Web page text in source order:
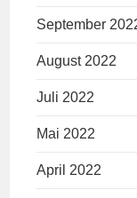
September
August 2022
Juli 2022
Mai 2022
April 2022